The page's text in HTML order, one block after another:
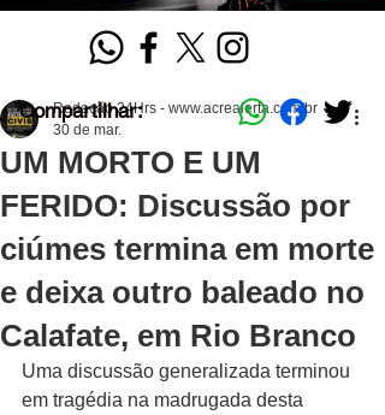
UM MORTO E UM
FERIDO: Discussão por
ciúmes termina em morte
e deixa outro baleado no
Calafate, em Rio Branco
Redação 24Hrs - www.acrealerta.com.br
30 de mar.
Uma discussão generalizada terminou
em tragédia na madrugada desta
Compartilhar: